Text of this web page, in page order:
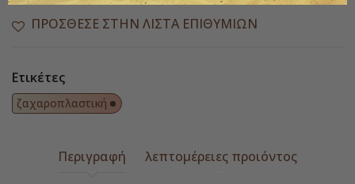
ΠΡΌΣΘΕΣΕ ΣΤΗΝ ΛΊΣΤΑ ΕΠΙΘΥΜΙΏΝ
Ετικέτες
ζαχαροπλαστική
Περιγραφή λεπτομέρειες προιόντος